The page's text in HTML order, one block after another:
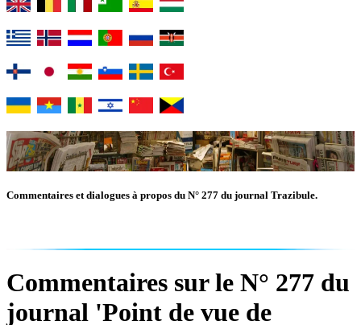
Commentaires et dialogues à propos du N° 277 du journal Trazibule.
Commentaires sur le N° 277 du
journal 'Point de vue de